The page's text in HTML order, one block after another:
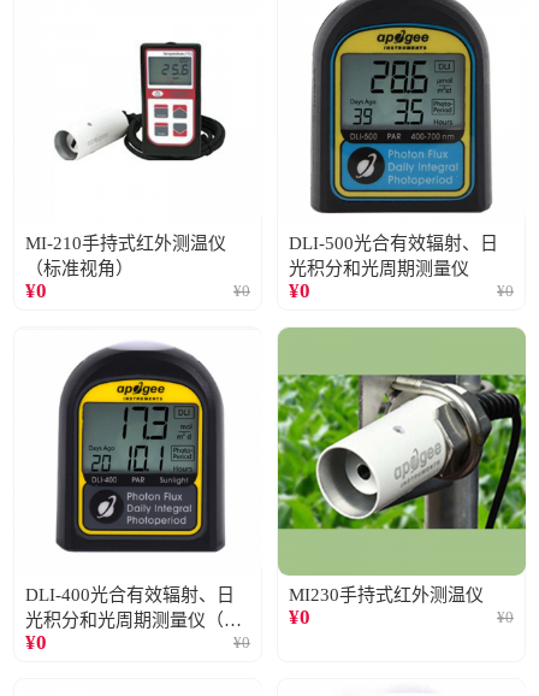
MI-210手持式红外测温仪
（标准视角）
¥0 ¥0
DLI-500光合有效辐射、日
光积分和光周期测量仪
¥0 ¥0
DLI-400光合有效辐射、日
光积分和光周期测量仪（仅
阳光）
¥0 ¥0
MI230手持式红外测温仪
¥0 ¥0